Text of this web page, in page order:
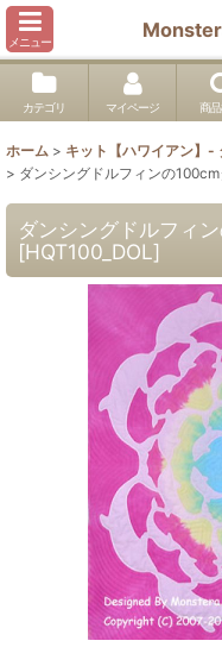
メニュー
カテゴリ マイページ 商
ホーム > キット【ハワイアン】-
> ダンシングドルフィンの
ダンシングドルフィ
[HQT100_DOL]